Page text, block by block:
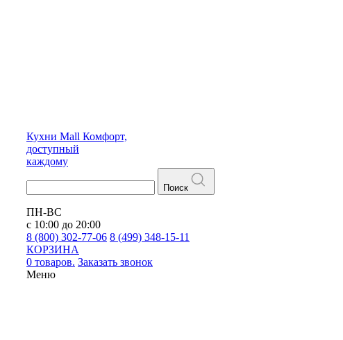
Кухни Mall Комфорт,
доступный
каждому
Поиск
ПН-ВС
с 10:00 до 20:00
8 (800) 302-77-06 8 (499) 348-15-11
КОРЗИНА
0 товаров. Заказать звонок
Меню